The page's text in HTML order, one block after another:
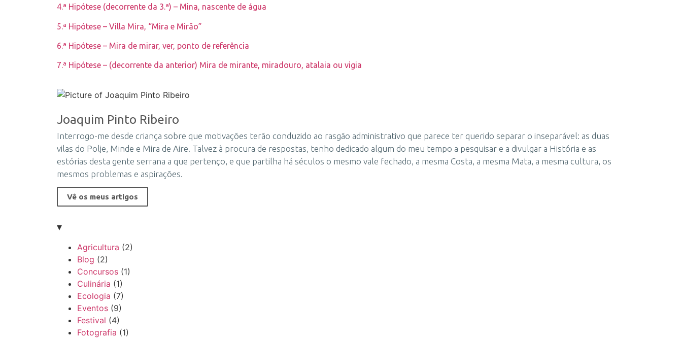
4.ª Hipótese (decorrente da 3.ª) – Mina, nascente de água
5.ª Hipótese – Villa Mira, “Mira e Mirão”
6.ª Hipótese – Mira de mirar, ver, ponto de referência
7.ª Hipótese – (decorrente da anterior) Mira de mirante, miradouro, atalaia ou vigia
Joaquim Pinto Ribeiro
Interrogo-me desde criança sobre que motivações terão conduzido ao rasgão administrativo que parece ter querido separar o inseparável: as duas
vilas do Polje, Minde e Mira de Aire. Talvez à procura de respostas, tenho dedicado algum do meu tempo a pesquisar e a divulgar a História e as
estórias desta gente serrana a que pertenço, e que partilha há séculos o mesmo vale fechado, a mesma Costa, a mesma Mata, a mesma cultura, os
mesmos problemas e aspirações.
Vê os meus artigos
▾
Agricultura (2)
Blog (2)
Concursos (1)
Culinária (1)
Ecologia (7)
Eventos (9)
Festival (4)
Fotografia (1)